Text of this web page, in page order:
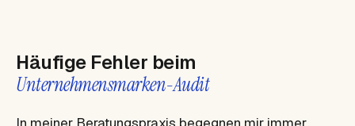
Häufige Fehler beim
Unternehmensmarken-Audit